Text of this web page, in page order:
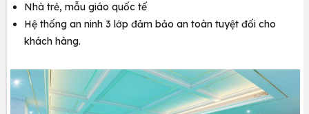
Nhà trẻ, mẫu giáo quốc tế
Hệ thống an ninh 3 lớp đảm bảo an toàn tuyệt đối cho
khách hàng.